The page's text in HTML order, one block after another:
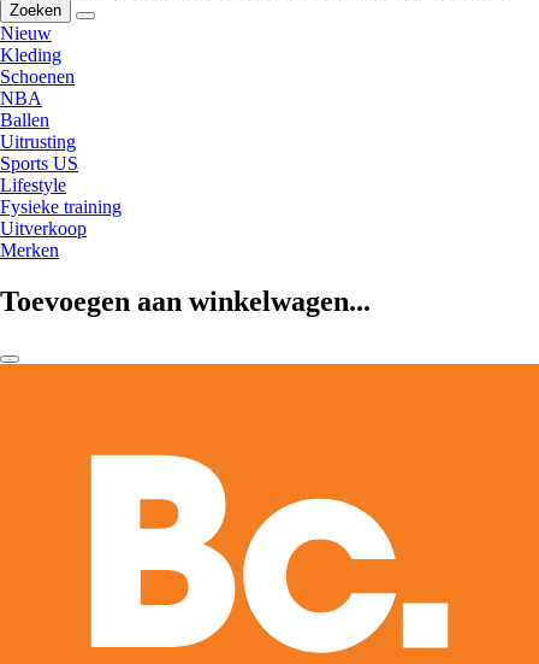
Zoeken
Nieuw
Kleding
Schoenen
NBA
Ballen
Uitrusting
Sports US
Lifestyle
Fysieke training
Uitverkoop
Merken
Toevoegen aan winkelwagen...